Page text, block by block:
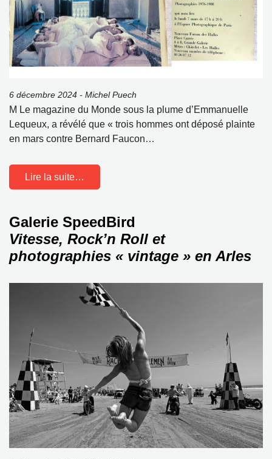
6 décembre 2024 - Michel Puech
M Le magazine du Monde sous la plume d’Emmanuelle
Lequeux, a révélé que « trois hommes ont déposé plainte
en mars contre Bernard Faucon…
Lire la suite…
Galerie SpeedBird
Vitesse, Rock’n Roll et
photographies « vintage » en Arles